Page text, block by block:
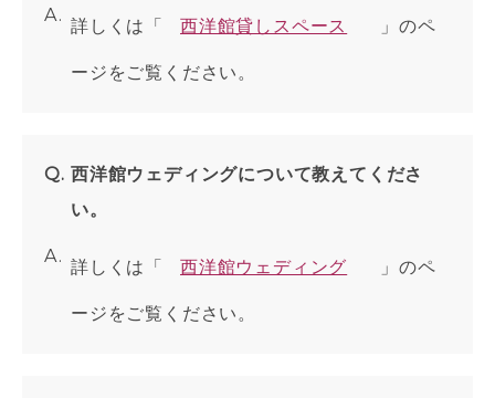
詳しくは「 西洋館貸しスペース 」のペ
ージをご覧ください。
西洋館ウェディングについて教えてくださ
い。
詳しくは「 西洋館ウェディング 」のペ
ージをご覧ください。